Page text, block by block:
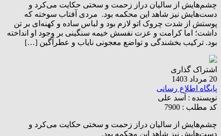
چشم‌هایش از سالیان دراز زحمت و سختی حکایت می‌کرد و
دست‌هایش نیز شاهد این محکمه بود. مردی آفتاب سوخته که
پوستش از شدت چروک اتو لازم بود و لباس ساده و کهنه‌ای بر تن
داشت‌؛ اما کرامت و عزت نفسش خیمه سنگینی بر وجود او انداخته
بود. ترکیب بخشندگی و تواضع معجونی نایاب و عطرآگین […]
اشتراک گذاری
20 مرداد 1403
پایگاه اطلاع رسانی
نویسنده : آسد علی
کد مطلب : 7900
چشم‌هایش از سالیان دراز زحمت و سختی حکایت می‌کرد و
دست‌هایش نیز شاهد این محکمه بود.